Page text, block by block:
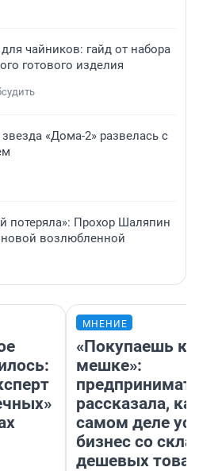
чайников: гайд от набора
готового изделия
«Дома-2» развелась с
потеряла»: Прохор Шаляпин
новой возлюбленной
МНЕНИЕ
«Покупаешь
мешке»:
рассказала,
самом деле
бизнес со
дешевых